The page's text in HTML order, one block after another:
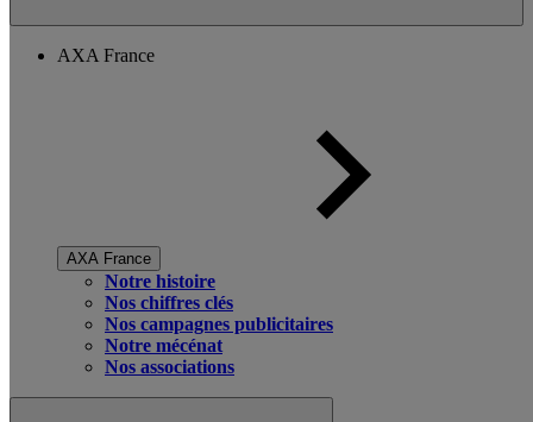
AXA France
AXA France
Notre histoire
Nos chiffres clés
Nos campagnes publicitaires
Notre mécénat
Nos associations